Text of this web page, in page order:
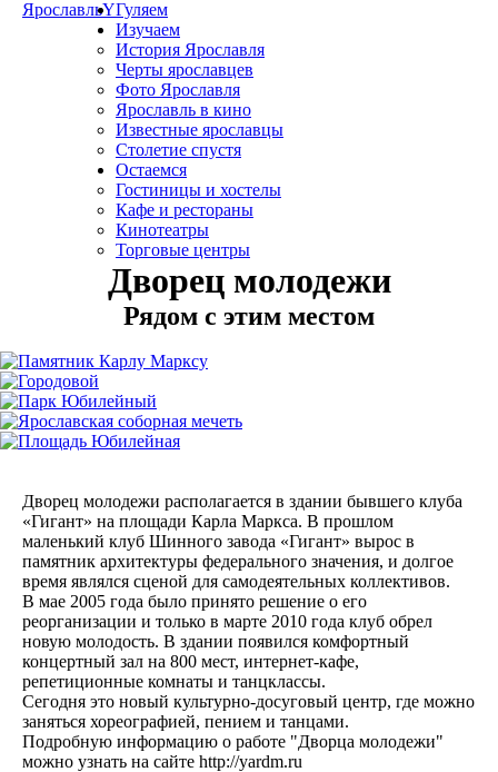
ЯрославльYГуляем
Изучаем
История Ярославля
Черты ярославцев
Фото Ярославля
Ярославль в кино
Известные ярославцы
Столетие спустя
Остаемся
Гостиницы и хостелы
Кафе и рестораны
Кинотеатры
Торговые центры
Дворец молодежи
Рядом с этим местом
Дворец молодежи располагается в здании бывшего клуба
«Гигант» на площади Карла Маркса. В прошлом
маленький клуб Шинного завода «Гигант» вырос в
памятник архитектуры федерального значения, и долгое
время являлся сценой для самодеятельных коллективов.
В мае 2005 года было принято решение о его
реорганизации и только в марте 2010 года клуб обрел
новую молодость. В здании появился комфортный
концертный зал на 800 мест, интернет-кафе,
репетиционные комнаты и танцклассы.
Сегодня это новый культурно-досуговый центр, где можно
заняться хореографией, пением и танцами.
Подробную информацию о работе "Дворца молодежи"
можно узнать на сайте http://yardm.ru